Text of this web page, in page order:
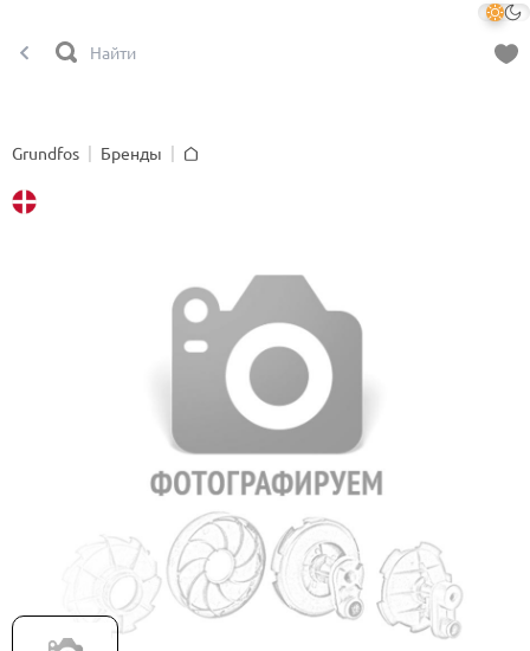
Grundfos
Бренды
Рабочее колесо Grundfos IMP/WR,LH,4315SC-
3D,CI/410, артикул 97862422